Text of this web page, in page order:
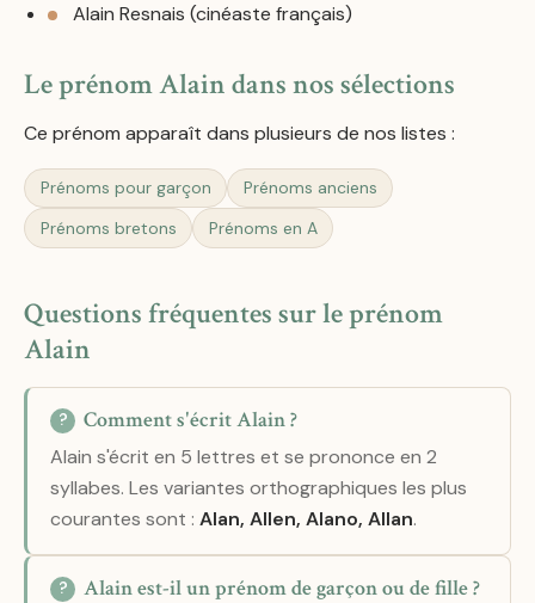
Alain Resnais (cinéaste français)
Le prénom Alain dans nos sélections
Ce prénom apparaît dans plusieurs de nos listes :
Prénoms pour garçon
Prénoms anciens
Prénoms bretons
Prénoms en A
Questions fréquentes sur le prénom
Alain
Comment s'écrit Alain ?
Alain s'écrit en 5 lettres et se prononce en 2
syllabes. Les variantes orthographiques les plus
courantes sont :Alan, Allen, Alano, Allan.
Alain est-il un prénom de garçon ou de fille ?